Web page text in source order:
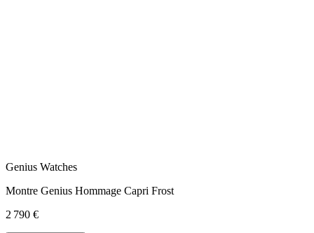
Genius Watches
Montre Genius Hommage Capri Frost
2 790 €